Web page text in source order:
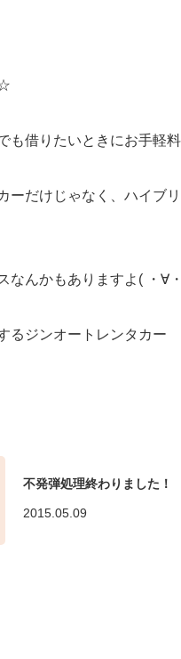
も借りたいときにお手軽
ーだけじゃなく、ハイブ
なんかもありますよ( ・∀
るジンオートレンタカー
不発弾処理終わりました！
2015.05.09